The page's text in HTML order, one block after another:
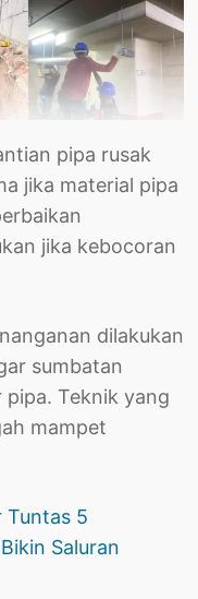
pipa rusak
jika material pipa
jika kebocoran
dilakukan
sumbatan
Teknik yang
mampet
Tuntas 5
Saluran